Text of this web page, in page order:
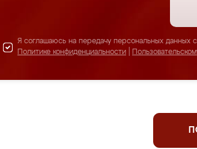
Я соглашаюсь на передачу персональных данных
Политике конфиденциальности